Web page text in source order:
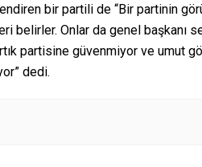
bir partili de “Bir partinin
Onlar da genel başkanı
partisine güvenmiyor ve umut
dedi.